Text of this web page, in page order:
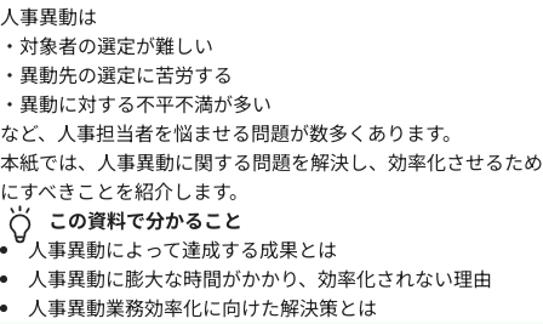
人事異動は
・対象者の選定が難しい
・異動先の選定に苦労する
・異動に対する不平不満が多い
など、人事担当者を悩ませる問題が数多くあります。
本紙では、人事異動に関する問題を解決し、効率化させるため
にすべきことを紹介します。
この資料で分かること
人事異動によって達成する成果とは
人事異動に膨大な時間がかかり、効率化されない理由
人事異動業務効率化に向けた解決策とは